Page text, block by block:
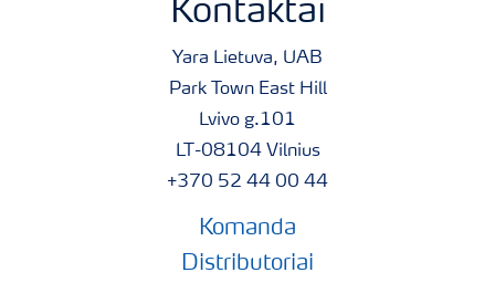
Kontaktai
Yara Lietuva, UAB
Park Town East Hill
Lvivo g.101
LT-08104 Vilnius
+370 52 44 00 44
Komanda
Distributoriai